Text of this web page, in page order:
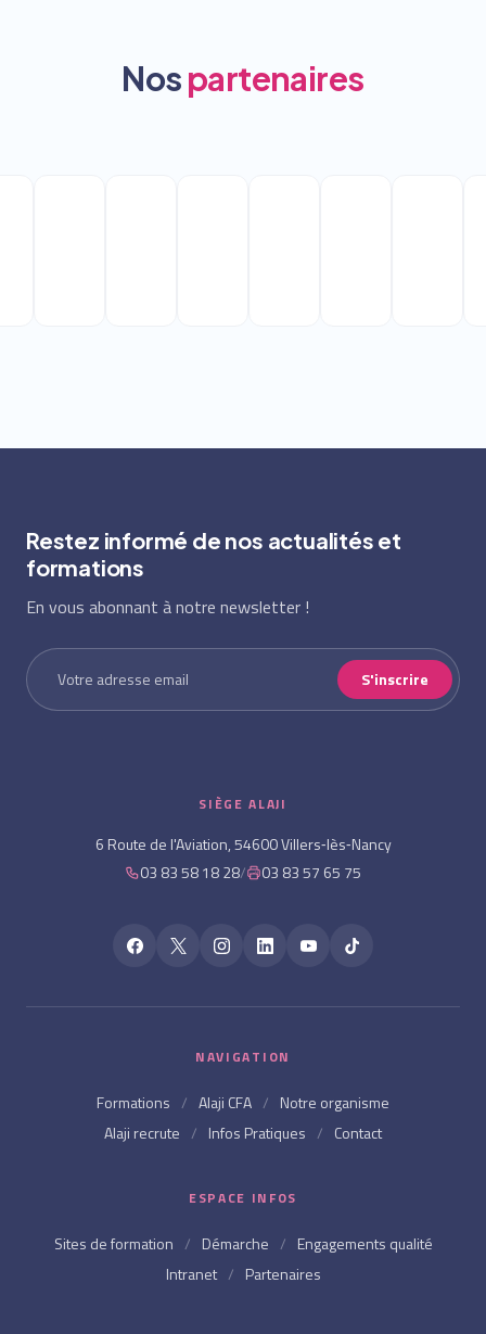
Nospartenaires
Restez informé de nos actualités et
formations
En vous abonnant à notre newsletter !
S'inscrire
SIÈGE ALAJI
6 Route de l'Aviation, 54600 Villers‑lès‑Nancy
03 83 58 18 28/ 03 83 57 65 75
NAVIGATION
Formations / Alaji CFA / Notre organisme
Alaji recrute / Infos Pratiques / Contact
ESPACE INFOS
Sites de formation / Démarche / Engagements qualité
Intranet / Partenaires